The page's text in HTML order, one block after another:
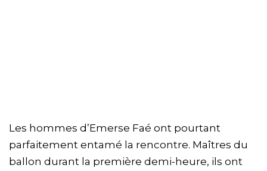
Les hommes d’Emerse Faé ont pourtant
parfaitement entamé la rencontre. Maîtres du
ballon durant la première demi-heure, ils ont